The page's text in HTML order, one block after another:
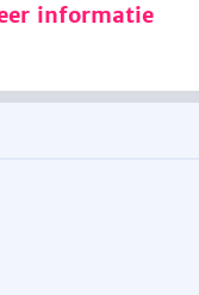
informatie